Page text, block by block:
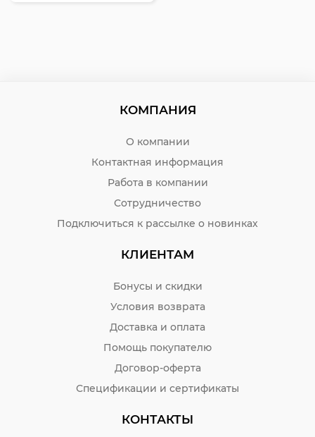
КОМПАНИЯ
О компании
Контактная информация
Работа в компании
Сотрудничество
Подключиться к рассылке о новинках
КЛИЕНТАМ
Бонусы и скидки
Условия возврата
Доставка и оплата
Помощь покупателю
Договор-оферта
Спецификации и сертификаты
КОНТАКТЫ